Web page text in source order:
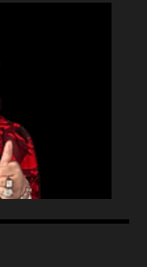
vienen